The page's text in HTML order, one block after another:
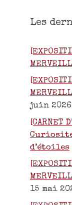
Les
juin 2026
[CARNET
d’étoiles
15 mai